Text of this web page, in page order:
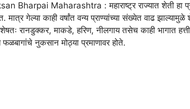
Bharpai Maharashtra : महाराष्ट्र राज्यात शेती हा
गेल्या काही वर्षांत वन्य प्राण्यांच्या संख्येत वाढ झाल्यामुळे
रानडुक्कर, माकडे, हरिण, नीलगाय तसेच काही भागात हत्ती
नुकसान मोठ्या प्रमाणावर होते.